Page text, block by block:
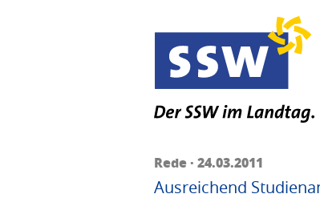
Rede · 24.03.2011
Ausreichend